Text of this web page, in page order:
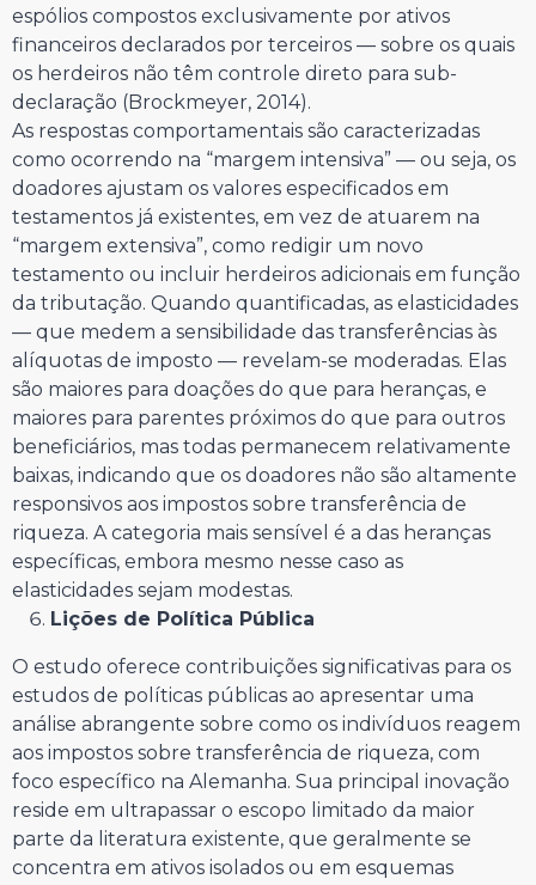
espólios compostos exclusivamente por ativos
financeiros declarados por terceiros — sobre os quais
os herdeiros não têm controle direto para sub-
declaração (Brockmeyer, 2014).
As respostas comportamentais são caracterizadas
como ocorrendo na “margem intensiva” — ou seja, os
doadores ajustam os valores especificados em
testamentos já existentes, em vez de atuarem na
“margem extensiva”, como redigir um novo
testamento ou incluir herdeiros adicionais em função
da tributação. Quando quantificadas, as elasticidades
— que medem a sensibilidade das transferências às
alíquotas de imposto — revelam-se moderadas. Elas
são maiores para doações do que para heranças, e
maiores para parentes próximos do que para outros
beneficiários, mas todas permanecem relativamente
baixas, indicando que os doadores não são altamente
responsivos aos impostos sobre transferência de
riqueza. A categoria mais sensível é a das heranças
específicas, embora mesmo nesse caso as
elasticidades sejam modestas.
Lições de Política Pública
O estudo oferece contribuições significativas para os
estudos de políticas públicas ao apresentar uma
análise abrangente sobre como os indivíduos reagem
aos impostos sobre transferência de riqueza, com
foco específico na Alemanha. Sua principal inovação
reside em ultrapassar o escopo limitado da maior
parte da literatura existente, que geralmente se
concentra em ativos isolados ou em esquemas